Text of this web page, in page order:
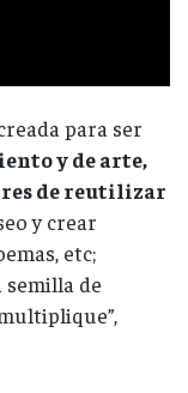
para ser
y de arte,
de reutilizar
y crear
etc;
semilla de